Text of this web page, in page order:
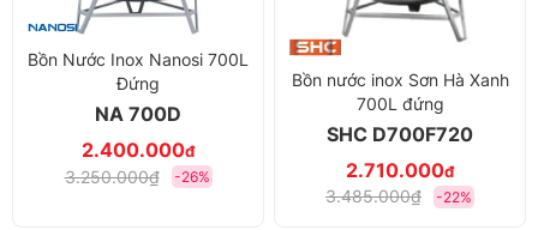
Bồn Nước Inox Nanosi 700L
Đứng
NA 700D
2.400.000đ
3.250.000₫ -26%
Bồn nước inox Sơn Hà Xanh
700L đứng
SHC D700F720
2.710.000đ
3.485.000₫ -22%